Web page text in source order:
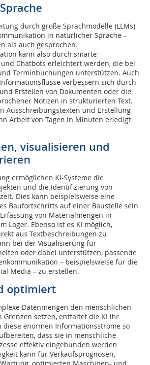
durch große Sprachmodelle (LLMs)
in natürlicher Sprache –
als auch gesprochen.
kann also durch smarte
Chatbots erleichtert werden, die bei
Terminbuchungen unterstützen. Auch
verbessern sich durch
Erstellen von Dokumenten oder die
Notizen in strukturierten Text.
Ausschreibungstexten und Erstellung
Arbeit von Tagen in Minuten erledigt
visualisieren und
ermöglichen KI-Systeme die
und die Identifizierung von
Dies kann beispielsweise eine
Baufortschritts auf einer Baustelle sein
von Materialmengen in
Lager. Ebenso ist es KI möglich,
aus Textbeschreibungen zu
bei der Visualisierung für
oder dabei unterstützen, passende
– beispielsweise für die
Media – zu erstellen.
optimiert
Datenmengen den menschlichen
Grenzen setzen, entfaltet die KI ihr
diese enormen Informationsströme so
dass sie in menschliche
effektiv eingebunden werden
kann für Verkaufsprognosen,